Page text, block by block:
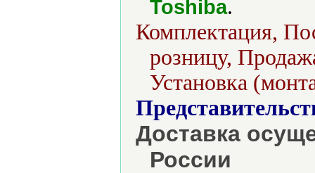
Toshiba.
Комплектация,
розницу,
Установка
Доставка
России